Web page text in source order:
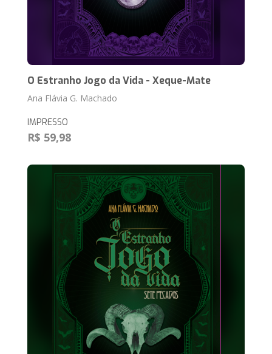
O Estranho Jogo da Vida - Xeque-Mate
Ana Flávia G. Machado
IMPRESSO
R$ 59,98